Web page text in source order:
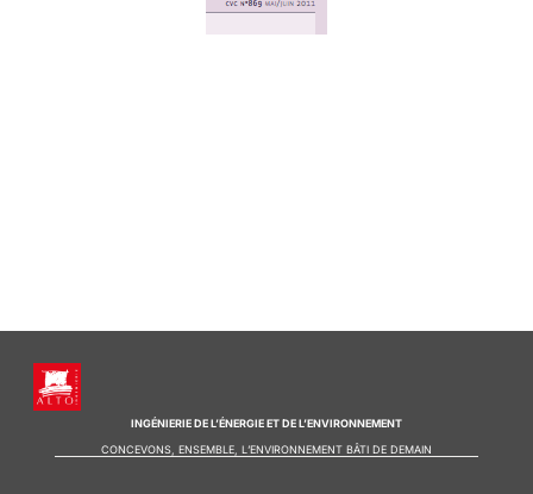
INGÉNIERIE DE L’ÉNERGIE ET DE L’ENVIRONNEMENT
CONCEVONS, ENSEMBLE, L’ENVIRONNEMENT BÂTI DE DEMAIN